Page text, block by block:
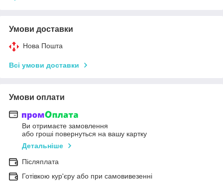
Умови доставки
Нова Пошта
Всі умови доставки
Умови оплати
Ви отримаєте замовлення
або гроші повернуться на вашу картку
Детальніше
Післяплата
Готівкою кур'єру або при самовивезенні